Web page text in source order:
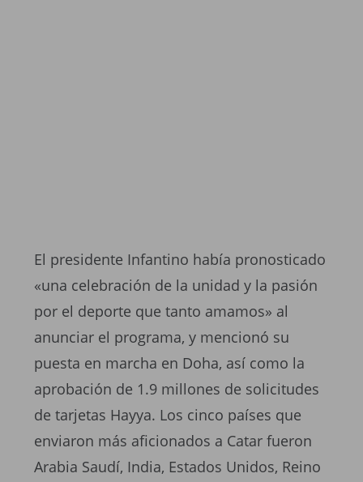
El presidente Infantino había pronosticado
«una celebración de la unidad y la pasión
por el deporte que tanto amamos» al
anunciar el programa, y mencionó su
puesta en marcha en Doha, así como la
aprobación de 1.9 millones de solicitudes
de tarjetas Hayya. Los cinco países que
enviaron más aficionados a Catar fueron
Arabia Saudí, India, Estados Unidos, Reino